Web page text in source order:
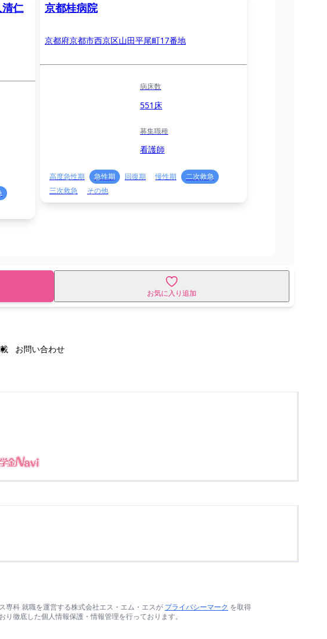
仁
京都桂病院
京都府京都市西京区山田平尾町17番地
病床数
551床
募集職種
看護師
高度急性期 急性期 回復期 慢性期
二次救急
三次救急
その他
お気に入り追加
お問い合わせ
専科 就職を運営する株式会社エス・エム・エスが プライバシーマーク を取得
り徹底した個人情報保護・情報管理を行っております。